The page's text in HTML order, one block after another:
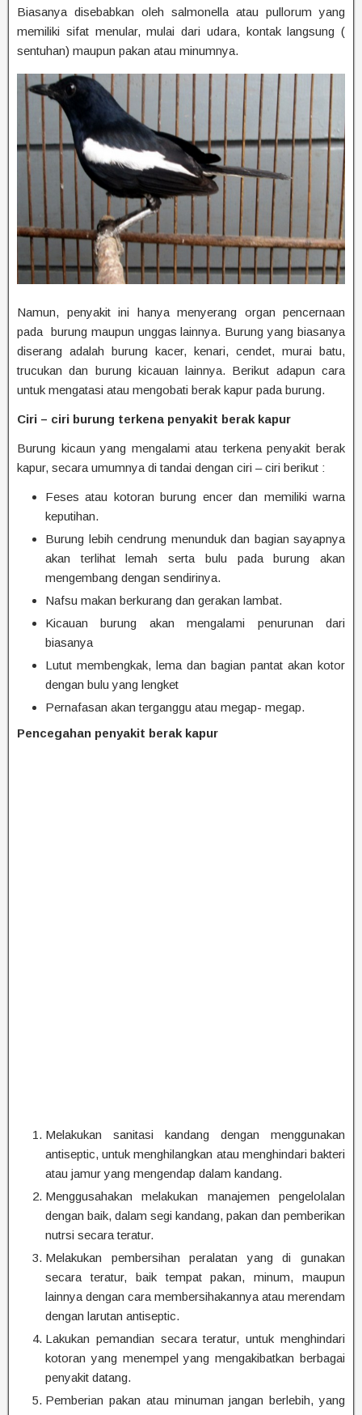
Biasanya disebabkan oleh salmonella atau pullorum yang
memiliki sifat menular, mulai dari udara, kontak langsung (
sentuhan) maupun pakan atau minumnya.
Namun, penyakit ini hanya menyerang organ pencernaan
pada burung maupun unggas lainnya. Burung yang biasanya
diserang adalah burung kacer, kenari, cendet, murai batu,
trucukan dan burung kicauan lainnya. Berikut adapun cara
untuk mengatasi atau mengobati berak kapur pada burung.
Ciri – ciri burung terkena penyakit berak kapur
Burung kicaun yang mengalami atau terkena penyakit berak
kapur, secara umumnya di tandai dengan ciri – ciri berikut :
Feses atau kotoran burung encer dan memiliki warna
keputihan.
Burung lebih cendrung menunduk dan bagian sayapnya
akan terlihat lemah serta bulu pada burung akan
mengembang dengan sendirinya.
Nafsu makan berkurang dan gerakan lambat.
Kicauan burung akan mengalami penurunan dari
biasanya
Lutut membengkak, lema dan bagian pantat akan kotor
dengan bulu yang lengket
Pernafasan akan terganggu atau megap- megap.
Pencegahan penyakit berak kapur
Melakukan sanitasi kandang dengan menggunakan
antiseptic, untuk menghilangkan atau menghindari bakteri
atau jamur yang mengendap dalam kandang.
Menggusahakan melakukan manajemen pengelolalan
dengan baik, dalam segi kandang, pakan dan pemberikan
nutrsi secara teratur.
Melakukan pembersihan peralatan yang di gunakan
secara teratur, baik tempat pakan, minum, maupun
lainnya dengan cara membersihakannya atau merendam
dengan larutan antiseptic.
Lakukan pemandian secara teratur, untuk menghindari
kotoran yang menempel yang mengakibatkan berbagai
penyakit datang.
Pemberian pakan atau minuman jangan berlebih, yang